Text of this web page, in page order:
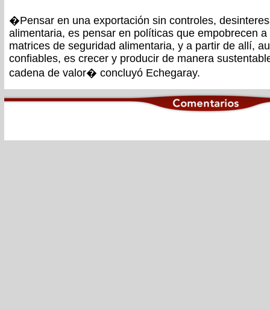
�Pensar en una exportación sin controles,
alimentaria, es pensar en políticas que empobrecen
matrices de seguridad alimentaria, y a partir de allí,
confiables, es crecer y producir de manera
cadena de valor� concluyó Echegaray.